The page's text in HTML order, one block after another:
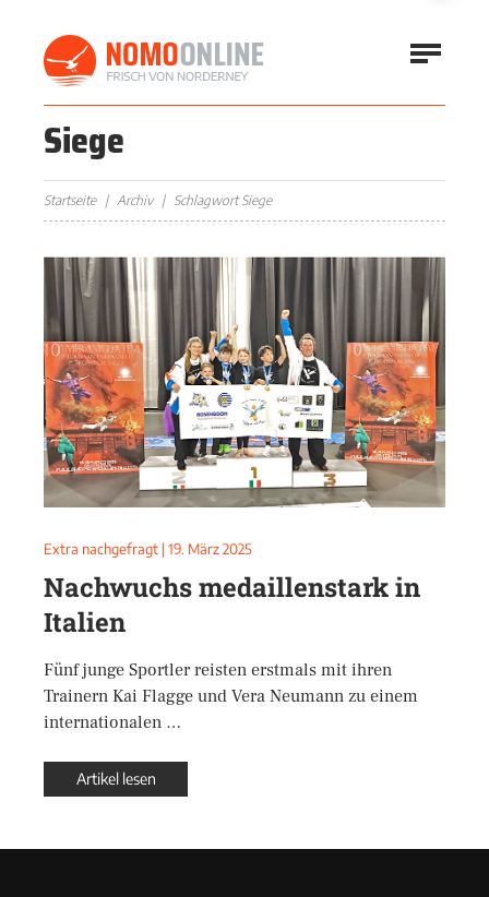
Siege
Startseite Archiv Schlagwort Siege
Extra nachgefragt | 19. März 2025
Nachwuchs medaillenstark in
Italien
Fünf junge Sportler reisten erstmals mit ihren
Trainern Kai Flagge und Vera Neumann zu einem
internationalen …
Artikel lesen